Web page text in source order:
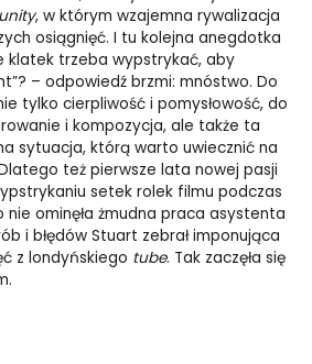
, w którym wzajemna rywalizacja
osiągnięć. I tu kolejna anegdotka
klatek trzeba wypstrykać, aby
– odpowiedź brzmi: mnóstwo. Do
tylko cierpliwość i pomysłowość, do
i kompozycja, ale także ta
sytuacja, którą warto uwiecznić na
też pierwsze lata nowej pasji
setek rolek filmu podczas
ominęła żmudna praca asystenta
i błędów Stuart zebrał imponująca
z londyńskiego tube. Tak zaczęła się